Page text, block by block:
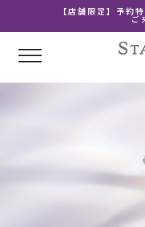
【店舗限定】予
ご